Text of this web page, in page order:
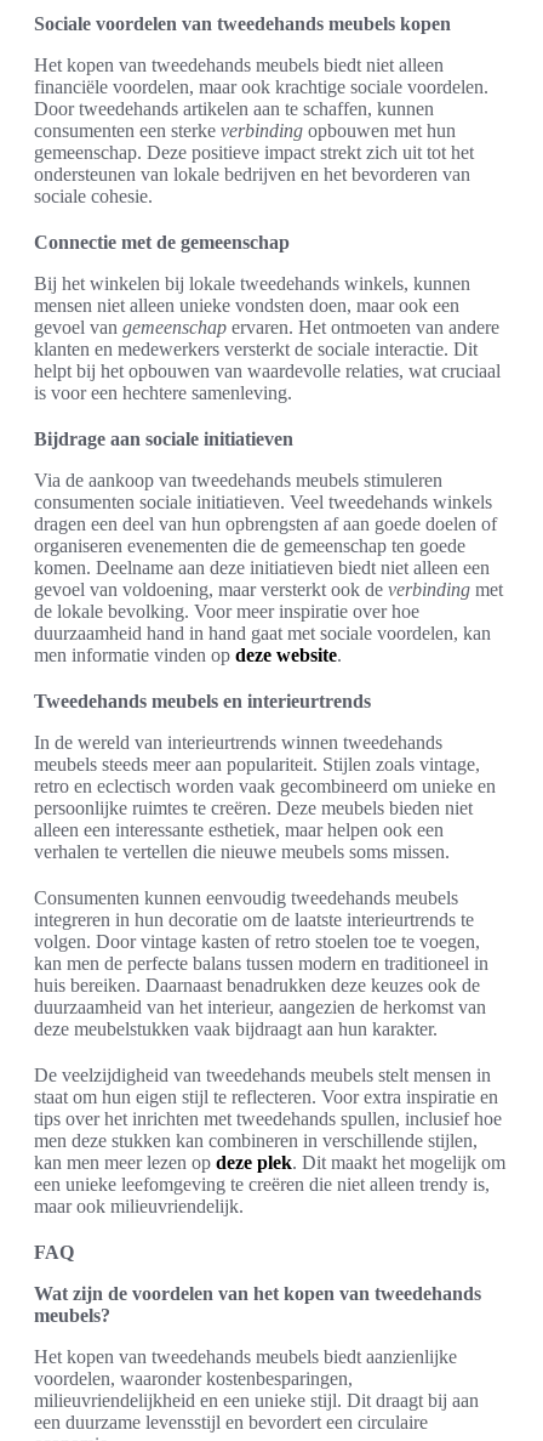
Sociale voordelen van tweedehands meubels kopen
Het kopen van tweedehands meubels biedt niet alleen
financiële voordelen, maar ook krachtige sociale voordelen.
Door tweedehands artikelen aan te schaffen, kunnen
consumenten een sterke verbinding opbouwen met hun
gemeenschap. Deze positieve impact strekt zich uit tot het
ondersteunen van lokale bedrijven en het bevorderen van
sociale cohesie.
Connectie met de gemeenschap
Bij het winkelen bij lokale tweedehands winkels, kunnen
mensen niet alleen unieke vondsten doen, maar ook een
gevoel van gemeenschap ervaren. Het ontmoeten van andere
klanten en medewerkers versterkt de sociale interactie. Dit
helpt bij het opbouwen van waardevolle relaties, wat cruciaal
is voor een hechtere samenleving.
Bijdrage aan sociale initiatieven
Via de aankoop van tweedehands meubels stimuleren
consumenten sociale initiatieven. Veel tweedehands winkels
dragen een deel van hun opbrengsten af aan goede doelen of
organiseren evenementen die de gemeenschap ten goede
komen. Deelname aan deze initiatieven biedt niet alleen een
gevoel van voldoening, maar versterkt ook de verbinding met
de lokale bevolking. Voor meer inspiratie over hoe
duurzaamheid hand in hand gaat met sociale voordelen, kan
men informatie vinden op deze website.
Tweedehands meubels en interieurtrends
In de wereld van interieurtrends winnen tweedehands
meubels steeds meer aan populariteit. Stijlen zoals vintage,
retro en eclectisch worden vaak gecombineerd om unieke en
persoonlijke ruimtes te creëren. Deze meubels bieden niet
alleen een interessante esthetiek, maar helpen ook een
verhalen te vertellen die nieuwe meubels soms missen.
Consumenten kunnen eenvoudig tweedehands meubels
integreren in hun decoratie om de laatste interieurtrends te
volgen. Door vintage kasten of retro stoelen toe te voegen,
kan men de perfecte balans tussen modern en traditioneel in
huis bereiken. Daarnaast benadrukken deze keuzes ook de
duurzaamheid van het interieur, aangezien de herkomst van
deze meubelstukken vaak bijdraagt aan hun karakter.
De veelzijdigheid van tweedehands meubels stelt mensen in
staat om hun eigen stijl te reflecteren. Voor extra inspiratie en
tips over het inrichten met tweedehands spullen, inclusief hoe
men deze stukken kan combineren in verschillende stijlen,
kan men meer lezen op deze plek. Dit maakt het mogelijk om
een unieke leefomgeving te creëren die niet alleen trendy is,
maar ook milieuvriendelijk.
FAQ
Wat zijn de voordelen van het kopen van tweedehands
meubels?
Het kopen van tweedehands meubels biedt aanzienlijke
voordelen, waaronder kostenbesparingen,
milieuvriendelijkheid en een unieke stijl. Dit draagt bij aan
een duurzame levensstijl en bevordert een circulaire